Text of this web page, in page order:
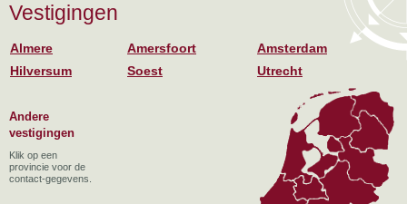
Vestigingen
Almere Amersfoort
Amsterdam
Hilversum
Soest Utrecht
Andere
vestigingen
Klik op een
provincie voor de
contact-gegevens.